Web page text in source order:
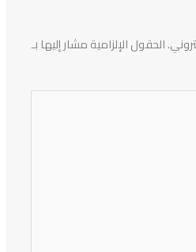
الحقول الإلزامية مشار إليها بـ